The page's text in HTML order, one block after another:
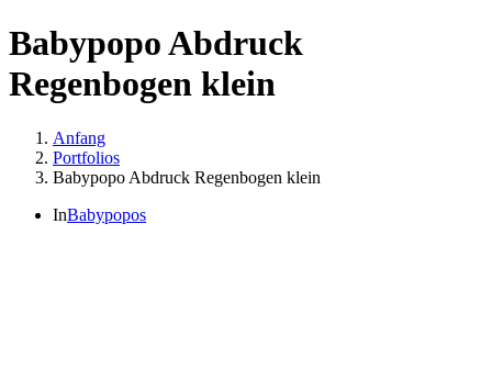
Babypopo Abdruck
Regenbogen klein
Anfang
Portfolios
Babypopo Abdruck Regenbogen klein
InBabypopos